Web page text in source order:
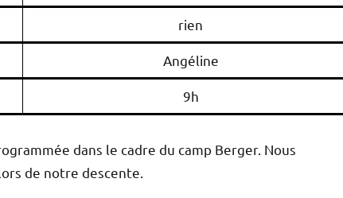
rien
Angéline
9h
dans le cadre du camp Berger. Nous
de notre descente.